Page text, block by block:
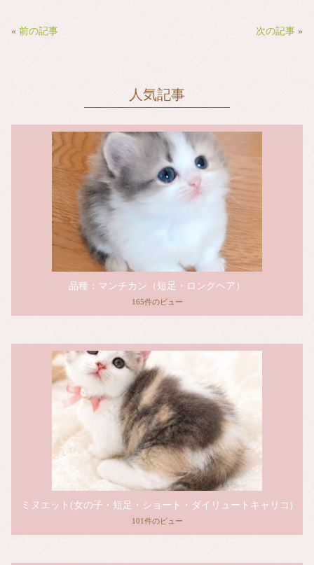
ok
« 前の記事 次の記事 »
人気記事
品種：マンチカン（短足・ロングヘア）
165件のビュー
ミヌエット(女の子・短足・ショート・ダイリュートキャリコ)
101件のビュー